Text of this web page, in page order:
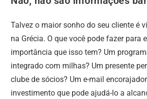
Talvez o maior sonho do seu cliente é
na Grécia. O que você pode fazer para
importância que isso tem? Um
integrado com milhas? Um presente
clube de sócios? Um e-mail
investimento que pode ajudá-lo a